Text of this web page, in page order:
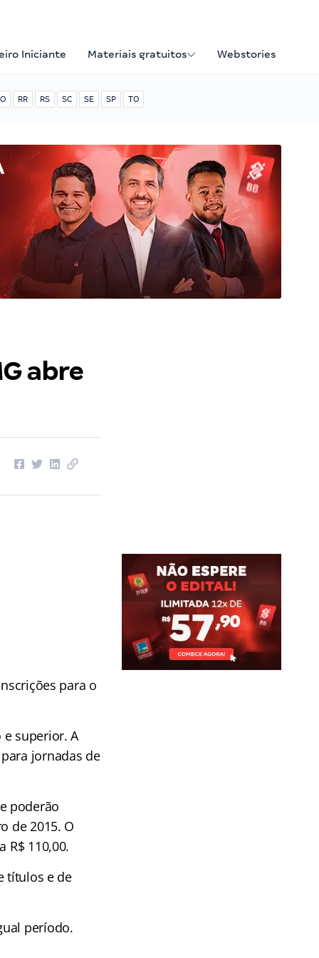
Iniciante Materiais gratuitos Webstories
RR RS SC SE SP TO
abre
para o
superior. A
jornadas de
poderão
de 2015. O
R$ 110,00.
títulos e de
período.